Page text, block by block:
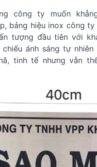
công ty muốn
bảng hiệu inox công
tượng đầu tiên với
chiếu ánh sáng tự
tinh tế nhưng vẫn